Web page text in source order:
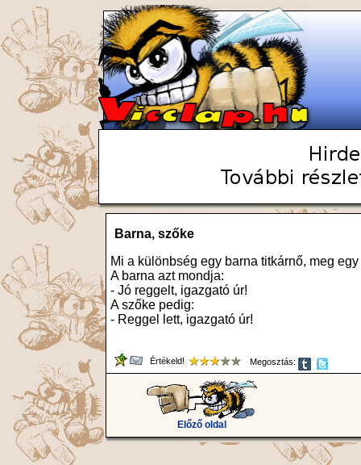
Barna, szőke
Mi a különbség egy barna titkárnő, meg
A barna azt mondja:
- Jó reggelt, igazgató úr!
A szőke pedig:
- Reggel lett, igazgató úr!
Értékeld! Megosztás:
Előző oldal